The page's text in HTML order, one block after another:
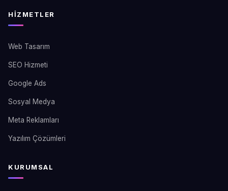
HIZMETLER
Web Tasarım
SEO Hizmeti
Google Ads
Sosyal Medya
Meta Reklamları
Yazılım Çözümleri
KURUMSAL